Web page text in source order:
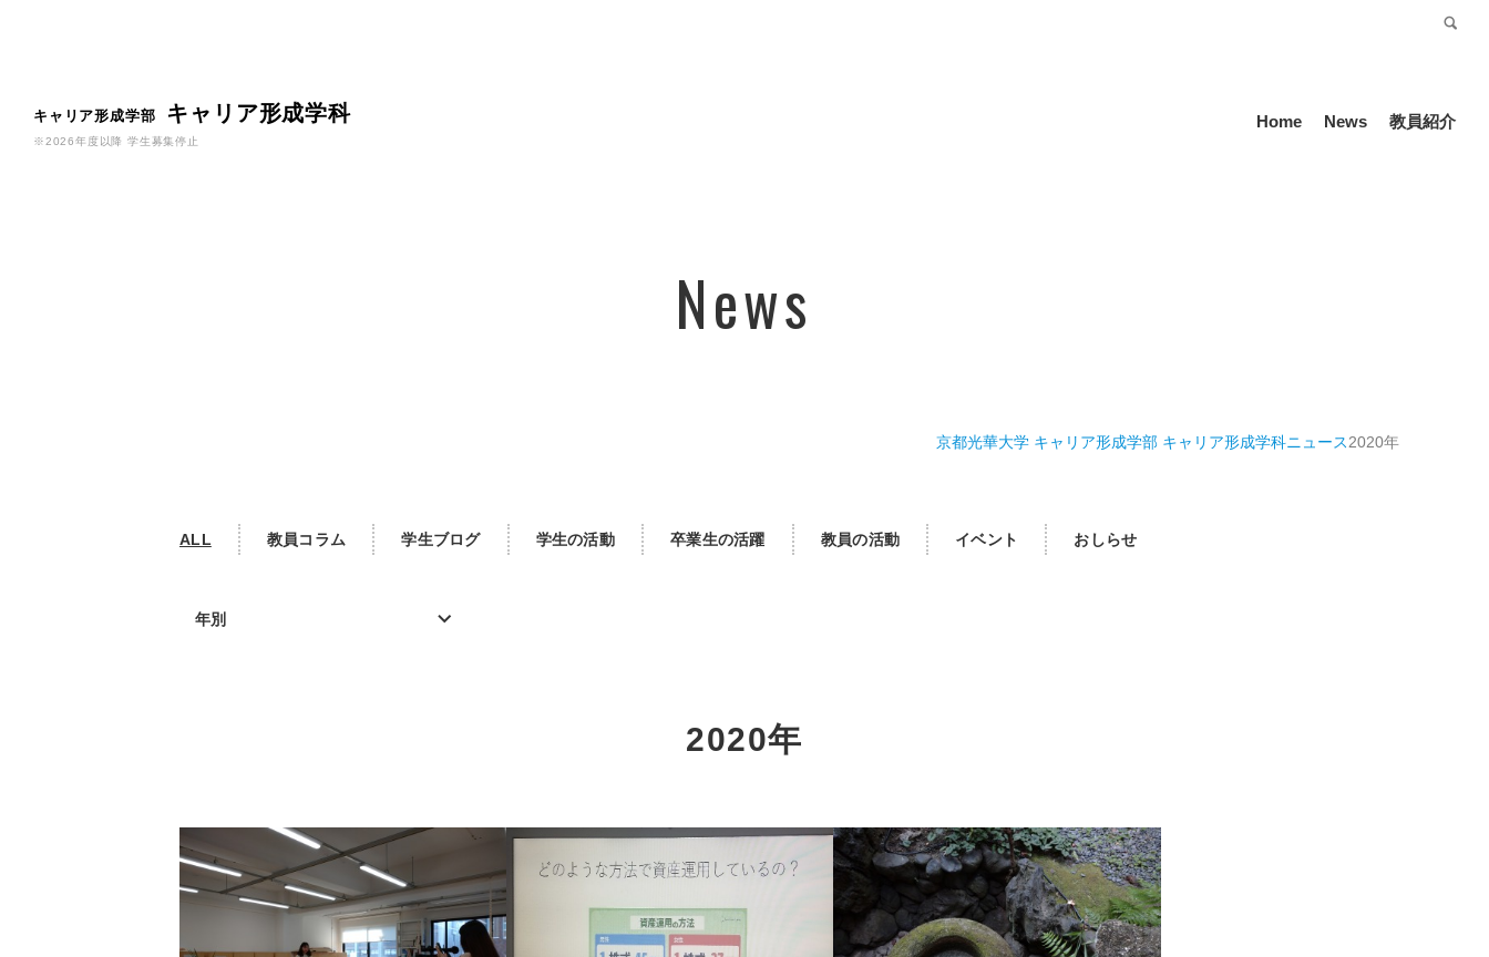
キャリア形成学部 キャリア形成学科
※2026年度以降 学生募集停止
Home News 教員紹介
News
京都光華大学 キャリア形成学部 キャリア形成学科ニュース2020年
ALL 教員コラム 学生ブログ 学生の活動 卒業生の活躍 教員の活動 イベント おしらせ
年別
2020年